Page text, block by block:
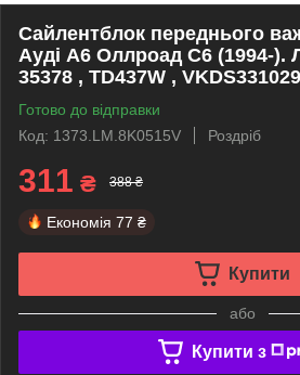
Сайлентблок переднього
Ауді А6 Оллроад С6 (1994-).
35378 , TD437W , VKDS331029
Готово до відправки
Код: 1373.LM.8K0515V
Роздріб
311 ₴ 388 ₴
Економія 77 ₴
Купити
або
Купити з